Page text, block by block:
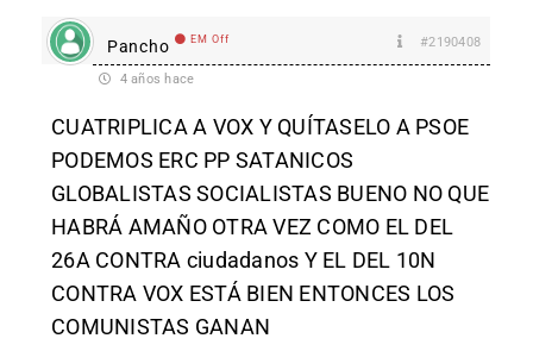
Pancho EM Off #2190408
4 años hace
CUATRIPLICA A VOX Y QUÍTASELO A PSOE
PODEMOS ERC PP SATANICOS
GLOBALISTAS SOCIALISTAS BUENO NO QUE
HABRÁ AMAÑO OTRA VEZ COMO EL DEL
26A CONTRA ciudadanos Y EL DEL 10N
CONTRA VOX ESTÁ BIEN ENTONCES LOS
COMUNISTAS GANAN